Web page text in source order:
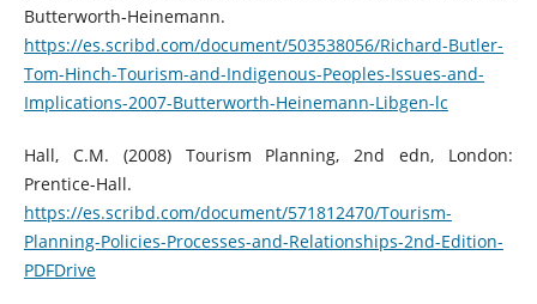
Butterworth‑Heinemann.
https://es.scribd.com/document/503538056/Richard-Butler-
Tom-Hinch-Tourism-and-Indigenous-Peoples-Issues-and-
Implications-2007-Butterworth-Heinemann-Libgen-lc
Hall, C.M. (2008) Tourism Planning, 2nd edn, London:
Prentice-Hall.
https://es.scribd.com/document/571812470/Tourism-
Planning-Policies-Processes-and-Relationships-2nd-Edition-
PDFDrive